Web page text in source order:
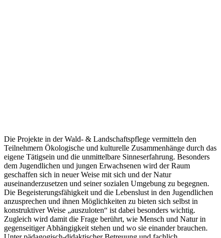
erleben, wie das eigene Handeln Bedeutung für die Welt bekommt,
wie es von mir, und niemandem sonst, abhängt, was in hundert und
mehr Jahren aus der Natur geworden ist. Ich kann etwas tun, und
das hat seine Wirkung, aber: nicht als „Belohnung“ für mich,
sondern für etwas, was ausnahmsweise einmal nicht ich bin,
sondern für die Natur oder für andere Menschen. Ich lerne die vielen
Gesetzmäßigkeiten der Lebensvorgänge eines Waldes kennen und
zugleich merke ich: Dieser Organismus braucht mich, Mensch und
Natur gehören zusammen.“
Aus Andre Bartoniczck: Schule am Fluß, Pädagogik im
Zusammenhang von Natur und menschlicher Arbeit(über ein
Forstpraktikum in Loheland mit Klaus Wäschle, Weimar)